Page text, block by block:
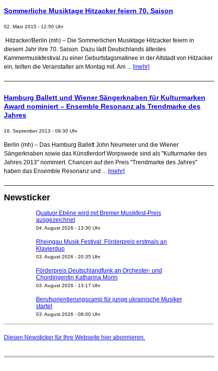
Sommerliche Musiktage Hitzacker feiern 70. Saison
02. März 2015 - 12:50 Uhr
Hitzacker/Berlin (mh) – Die Sommerlichen Musiktage Hitzacker feiern in
diesem Jahr ihre 70. Saison. Dazu lädt Deutschlands ältestes
Kammermusikfestival zu einer Geburtstagsmatinee in der Altstadt von Hitzacker
ein, teilten die Veranstalter am Montag mit. Am ... [mehr]
Hamburg Ballett und Wiener Sängerknaben für Kulturmarken
Award nominiert – Ensemble Resonanz als Trendmarke des
Jahres
16. September 2013 - 09:30 Uhr
Berlin (mh) – Das Hamburg Ballett John Neumeier und die Wiener
Sängerknaben sowie das Künstlerdorf Worpswede sind als "Kulturmarke des
Jahres 2013" nominiert. Chancen auf den Preis "Trendmarke des Jahres"
haben das Ensemble Resonanz und ... [mehr]
Newsticker
Quatuor Ebène wird mit Bremer Musikfest-Preis
ausgezeichnet
04. August 2026 - 13:30 Uhr
Rheingau Musik Festival: Förderpreis erstmals an
Klavierduo
03. August 2026 - 20:35 Uhr
Förderpreis Deutschlandfunk an Orchester- und
Chordirigentin Katharina Morin
03. August 2026 - 13:17 Uhr
Berufsorientierungscamp für junge ukrainische Musiker
startet
03. August 2026 - 08:00 Uhr
Nationaltheater Mannheim
Regensburger Generalmusikdirektor Stefan Veselka
Diesen Newsticker für Ihre Webseite hier abonnieren.